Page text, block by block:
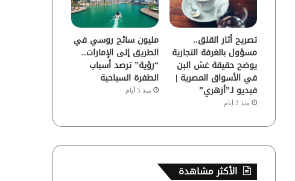
تصريح أثار القلق..
مسؤول بالغرفة التجارية
يوضح حقيقة غش البن
في الأسواق المصرية |
فيديو لـ”أزهري”
منذ 3 أيام
مليون سائح روسي في
الطريق إلى الإمارات..
“رؤية” ترصد أسباب
الطفرة السياحية
منذ 5 أيام
الأكثر مشاهدة